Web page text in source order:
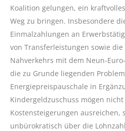
Koalition gelungen, ein
Weg zu bringen. Insbesondere
Einmalzahlungen an
von Transferleistungen sowie
Nahverkehrs mit dem Neun-
die zu Grunde liegenden
Energiepreispauschale in
Kindergeldzuschuss mögen
Kostensteigerungen ausreichen,
unbürokratisch über die